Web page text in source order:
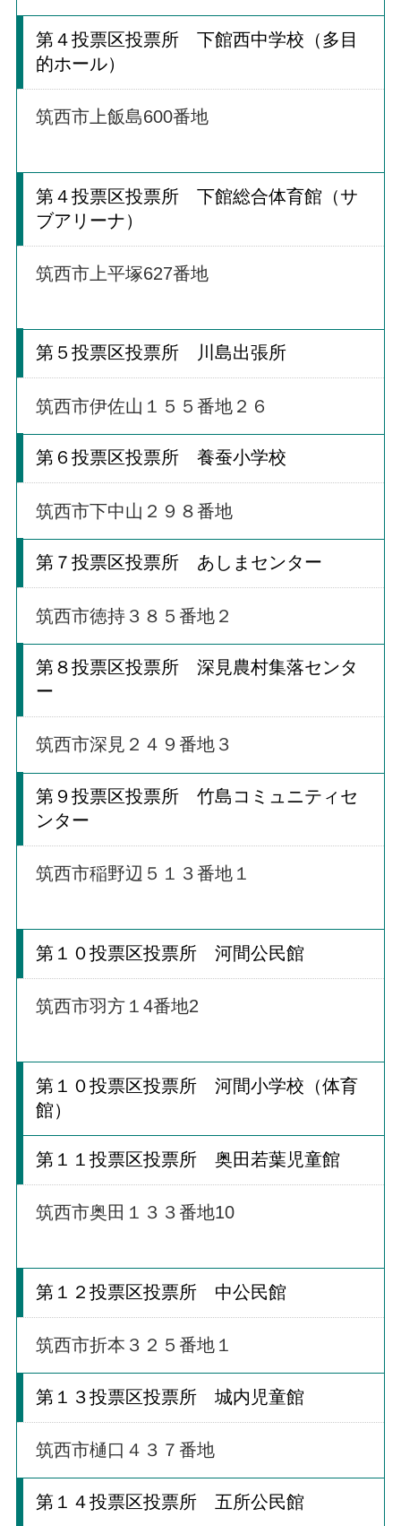
第４投票区投票所 下館西中学校（多目
的ホール）
筑西市上飯島600番地
第４投票区投票所 下館総合体育館（サ
ブアリーナ）
筑西市上平塚627番地
第５投票区投票所 川島出張所
筑西市伊佐山１５５番地２６
第６投票区投票所 養蚕小学校
筑西市下中山２９８番地
第７投票区投票所 あしまセンター
筑西市徳持３８５番地２
第８投票区投票所 深見農村集落センタ
ー
筑西市深見２４９番地３
第９投票区投票所 竹島コミュニティセ
ンター
筑西市稲野辺５１３番地１
第１０投票区投票所 河間公民館
筑西市羽方１4番地2
第１０投票区投票所 河間小学校（体育
館）
第１１投票区投票所 奥田若葉児童館
筑西市奥田１３３番地10
第１２投票区投票所 中公民館
筑西市折本３２５番地１
第１３投票区投票所 城内児童館
筑西市樋口４３７番地
第１４投票区投票所 五所公民館